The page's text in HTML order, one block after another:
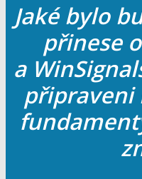
Jaké bylo
přinese
a
připraveni